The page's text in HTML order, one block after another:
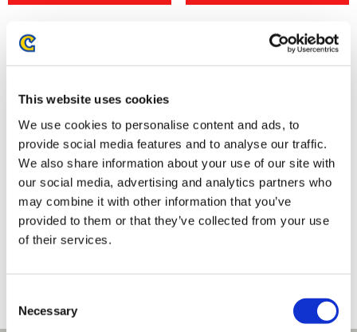
This website uses cookies
We use cookies to personalise content and ads, to
provide social media features and to analyse our traffic.
We also share information about your use of our site with
our social media, advertising and analytics partners who
may combine it with other information that you’ve
provided to them or that they’ve collected from your use
of their services.
Selection
Necessary
モンスターハンター モンでふぉ
ぷっくりシール A
バイオハザード レクイエム トー
トバッグ トマホーク